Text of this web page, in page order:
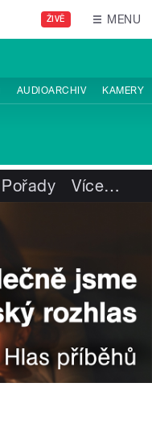
ŽIVĚ MENU
AUDIOARCHIV KAMERY
Pořady Více…